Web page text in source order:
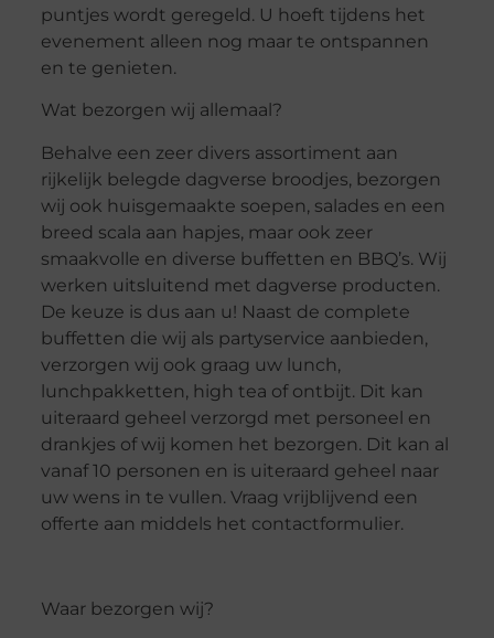
puntjes wordt geregeld. U hoeft tijdens het
evenement alleen nog maar te ontspannen
en te genieten.
Wat bezorgen wij allemaal?
Behalve een zeer divers assortiment aan
rijkelijk belegde dagverse broodjes, bezorgen
wij ook huisgemaakte soepen, salades en een
breed scala aan hapjes, maar ook zeer
smaakvolle en diverse buffetten en BBQ’s. Wij
werken uitsluitend met dagverse producten.
De keuze is dus aan u! Naast de complete
buffetten die wij als partyservice aanbieden,
verzorgen wij ook graag uw lunch,
lunchpakketten, high tea of ontbijt. Dit kan
uiteraard geheel verzorgd met personeel en
drankjes of wij komen het bezorgen. Dit kan al
vanaf 10 personen en is uiteraard geheel naar
uw wens in te vullen. Vraag vrijblijvend een
offerte aan middels het contactformulier.
Waar bezorgen wij?